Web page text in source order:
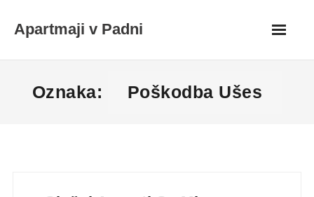
Apartmaji v Padni
Oznaka: Poškodba Ušes